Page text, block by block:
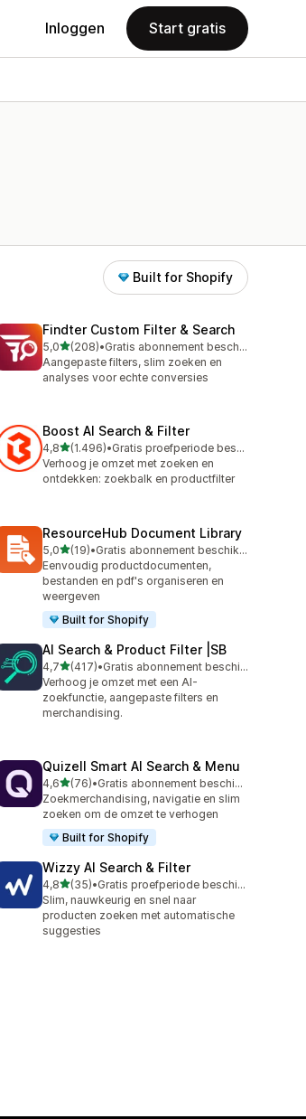
Inloggen Start gratis
Built for Shopify
Findter Custom Filter & Search
5,0van 5 sterren
(208)
208 recensies in totaal
•
Gratis abonnement beschikbaar
Aangepaste filters, slim zoeken en
analyses voor echte conversies
Boost AI Search & Filter
4,8van 5 sterren
(1.496)
1496 recensies in totaal
•
Gratis proefperiode beschikbaar
Verhoog je omzet met zoeken en
ontdekken: zoekbalk en productfilter
ResourceHub Document Library
5,0van 5 sterren
(19)
19 recensies in totaal
•
Gratis abonnement beschikbaar
Eenvoudig productdocumenten,
bestanden en pdf's organiseren en
weergeven
Built for Shopify
AI Search & Product Filter |SB
4,7van 5 sterren
(417)
417 recensies in totaal
•
Gratis abonnement beschikbaar
Verhoog je omzet met een AI-
zoekfunctie, aangepaste filters en
merchandising.
Quizell Smart AI Search & Menu
4,6van 5 sterren
(76)
76 recensies in totaal
•
Gratis abonnement beschikbaar
Zoekmerchandising, navigatie en slim
zoeken om de omzet te verhogen
Built for Shopify
Wizzy AI Search & Filter
4,8van 5 sterren
(35)
35 recensies in totaal
•
Gratis proefperiode beschikbaar
Slim, nauwkeurig en snel naar
producten zoeken met automatische
suggesties